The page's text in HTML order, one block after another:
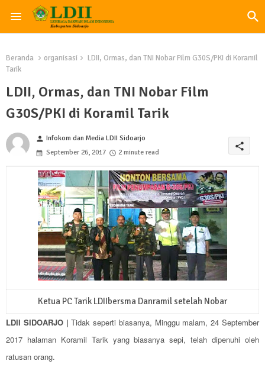
Beranda organisasi
LDII, Ormas, dan TNI Nobar Film G30S/PKI di Koramil
Tarik
LDII, Ormas, dan TNI Nobar Film
G30S/PKI di Koramil Tarik
person Infokom dan Media LDII Sidoarjo
September 26, 2017
2 minute read
share
Ketua PC Tarik LDIIbersma Danramil setelah Nobar
LDII SIDOARJO | Tidak seperti biasanya, Minggu malam, 24 September
2017 halaman Koramil Tarik yang biasanya sepi, telah dipenuhi oleh
ratusan orang.